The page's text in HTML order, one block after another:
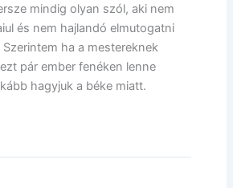
mindig olyan szól, aki nem
és nem hajlandó elmutogatni
ha a mestereknek
pár ember fenéken lenne
hagyjuk a béke miatt.